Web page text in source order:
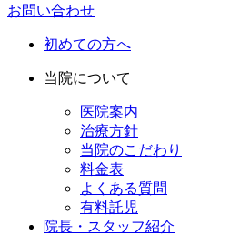
お問い合わせ
初めての方へ
当院について
医院案内
治療方針
当院のこだわり
料金表
よくある質問
有料託児
院長・スタッフ紹介